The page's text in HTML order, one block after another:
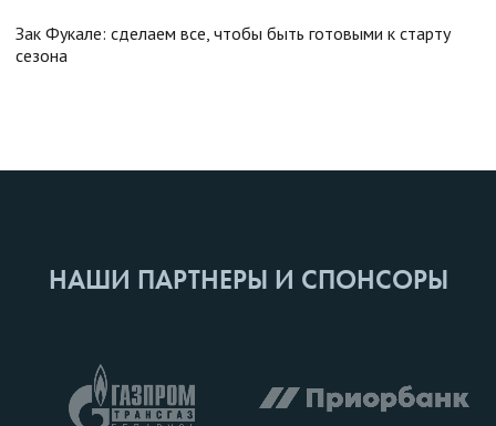
Зак Фукале: сделаем все, чтобы быть готовыми к старту
сезона
НАШИ ПАРТНЕРЫ И СПОНСОРЫ